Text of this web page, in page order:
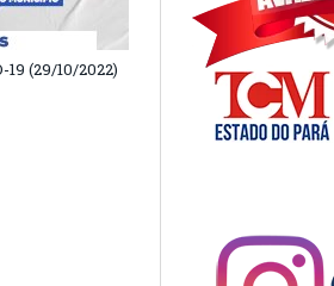
(29/10/2022)